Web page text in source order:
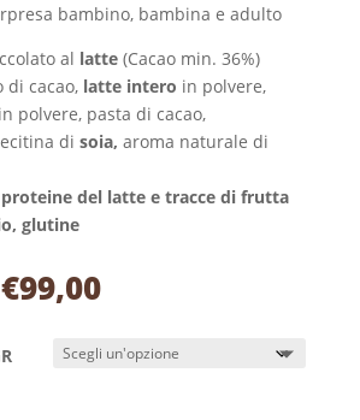
bambino, bambina e adulto
al latte(Cacao min. 36%)
di cacao,latte intero in polvere,
polvere, pasta di cacao,
di soia, aroma naturale di
del latte e tracce di frutta
glutine
€99,00Fascia
prezzo:
da